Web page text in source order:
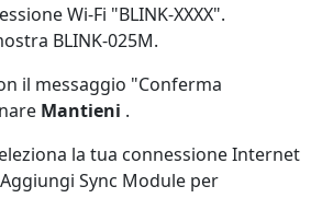
Wi-Fi "BLINK-XXXX".
BLINK-025M.
il messaggio "Conferma
Mantieni .
la tua connessione Internet
Sync Module per